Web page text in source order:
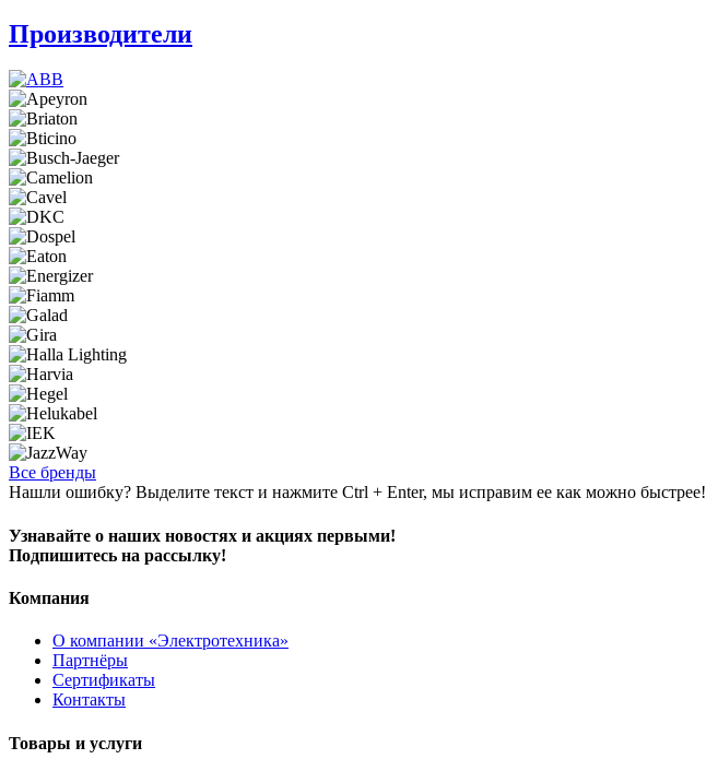
Производители
Все бренды
Нашли ошибку? Выделите текст и нажмите Ctrl + Enter, мы исправим ее как можно быстрее!
Узнавайте о наших новостях и акциях первыми!
Подпишитесь на рассылку!
Компания
О компании «Электротехника»
Партнёры
Сертификаты
Контакты
Товары и услуги